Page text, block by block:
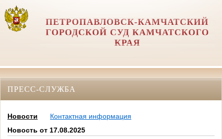
ПЕТРОПАВЛОВСК-КАМЧАТСКИЙ
ГОРОДСКОЙ СУД КАМЧАТСКОГО
КРАЯ
ПРЕСС-СЛУЖБА
Новости
Контактная информация
Новость от 17.08.2025